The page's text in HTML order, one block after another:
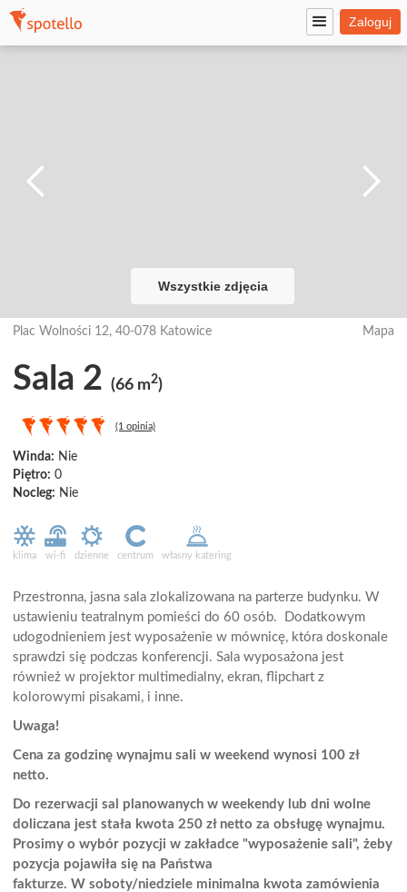
Zaloguj
Wszystkie zdjęcia
Mapa
Plac Wolności 12, 40-078 Katowice
Sala 2 (66 m2)
(1 opinia)
Winda: Nie
Piętro: 0
Nocleg: Nie
klima wi-fi dzienne centrum własny katering
Przestronna, jasna sala zlokalizowana na parterze budynku. W
ustawieniu teatralnym pomieści do 60 osób. Dodatkowym
udogodnieniem jest wyposażenie w mównicę, która doskonale
sprawdzi się podczas konferencji. Sala wyposażona jest
również w projektor multimedialny, ekran, flipchart z
kolorowymi pisakami, i inne.
Uwaga!
Cena za godzinę wynajmu sali w weekend wynosi 100 zł
netto.
Do rezerwacji sal planowanych w weekendy lub dni wolne
doliczana jest stała kwota 250 zł netto za obsługę wynajmu.
Prosimy o wybór pozycji w zakładce "wyposażenie sali", żeby
pozycja pojawiła się na Państwa
fakturze. W soboty/niedziele minimalna kwota zamówienia